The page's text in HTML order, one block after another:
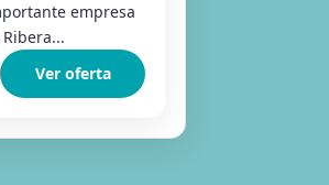
empresa
Ver oferta